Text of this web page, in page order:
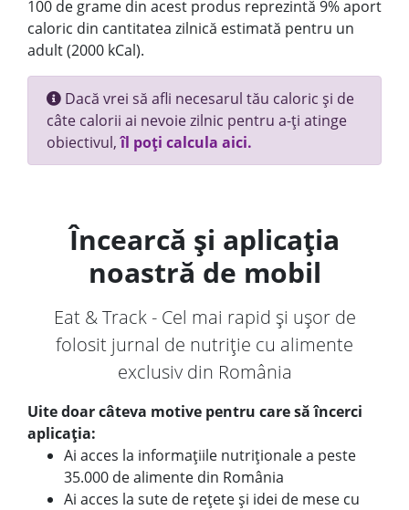
100 de grame din acest produs reprezintă 9% aport
caloric din cantitatea zilnică estimată pentru un
adult (2000 kCal).
Dacă vrei să afli necesarul tău caloric și de
câte calorii ai nevoie zilnic pentru a-ți atinge
obiectivul,îl poți calcula aici.
Încearcă și aplicația
noastră de mobil
Eat & Track - Cel mai rapid și ușor de
folosit jurnal de nutriție cu alimente
exclusiv din România
Uite doar câteva motive pentru care să încerci
aplicația:
Ai acces la informațiile nutriționale a peste
35.000 de alimente din România
Ai acces la sute de rețete și idei de mese cu